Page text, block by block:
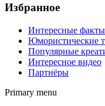
Избранное
Интересные
Юмористические
Популярные
Интересное видео
Партнёры
Primary menu